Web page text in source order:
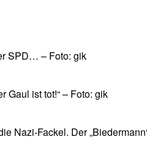
SPD… – Foto: gik
Gaul ist tot!“ – Foto: gik
Nazi-Fackel. Der